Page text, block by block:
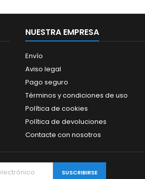
NUESTRA EMPRESA
Envío
Aviso legal
Pago seguro
Términos y condiciones de uso
Política de cookies
Política de devoluciones
Contacte con nosotros